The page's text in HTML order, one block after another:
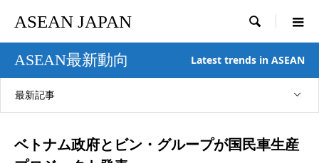
ASEAN JAPAN 
ASEAN最新動向 Latest trends in ASEAN
最新記事
ベトナム政府とビン・グループが国民車生産